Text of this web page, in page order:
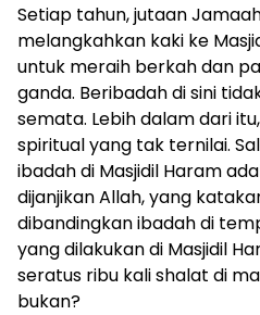
Setiap tahun, jutaan
melangkahkan kaki ke
untuk meraih berkah dan
ganda. Beribadah di sini
semata. Lebih dalam dari
spiritual yang tak ternilai.
ibadah di Masjidil Haram
dijanjikan Allah, yang
dibandingkan ibadah di
yang dilakukan di Masjidil
seratus ribu kali shalat di
bukan?